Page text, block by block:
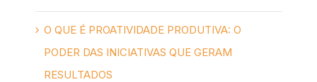
O QUE É PROATIVIDADE PRODUTIVA: O
PODER DAS INICIATIVAS QUE GERAM
RESULTADOS